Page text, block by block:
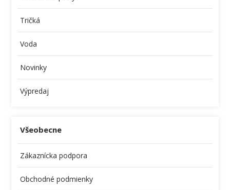
Tričká
Voda
Novinky
Výpredaj
Všeobecne
Zákaznícka podpora
Obchodné podmienky